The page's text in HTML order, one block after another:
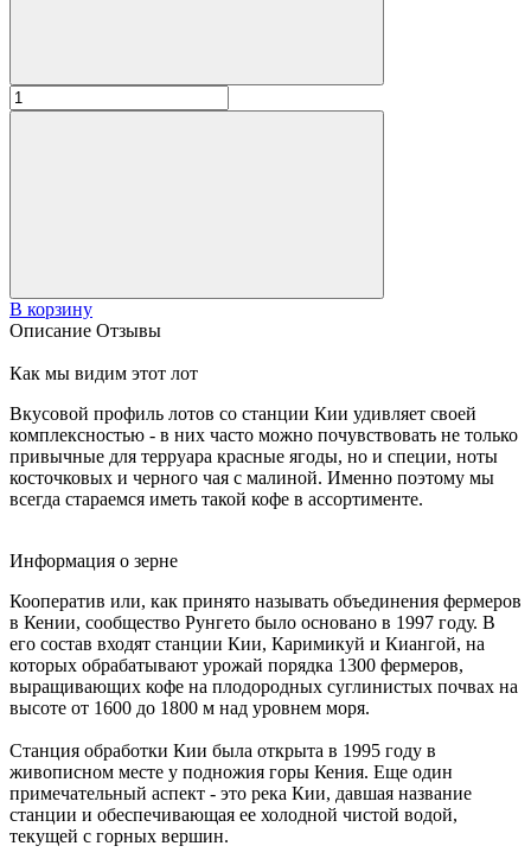
В корзину
Описание Отзывы
Как мы видим этот лот
Вкусовой профиль лотов со станции Кии удивляет своей
комплексностью - в них часто можно почувствовать не только
привычные для терруара красные ягоды, но и специи, ноты
косточковых и черного чая с малиной. Именно поэтому мы
всегда стараемся иметь такой кофе в ассортименте.
Информация о зерне
Кооператив или, как принято называть объединения фермеров
в Кении, сообщество Рунгето было основано в 1997 году. В
его состав входят станции Кии, Каримикуй и Киангой, на
которых обрабатывают урожай порядка 1300 фермеров,
выращивающих кофе на плодородных суглинистых почвах на
высоте от 1600 до 1800 м над уровнем моря.
Станция обработки Кии была открыта в 1995 году в
живописном месте у подножия горы Кения. Еще один
примечательный аспект - это река Кии, давшая название
станции и обеспечивающая ее холодной чистой водой,
текущей с горных вершин.